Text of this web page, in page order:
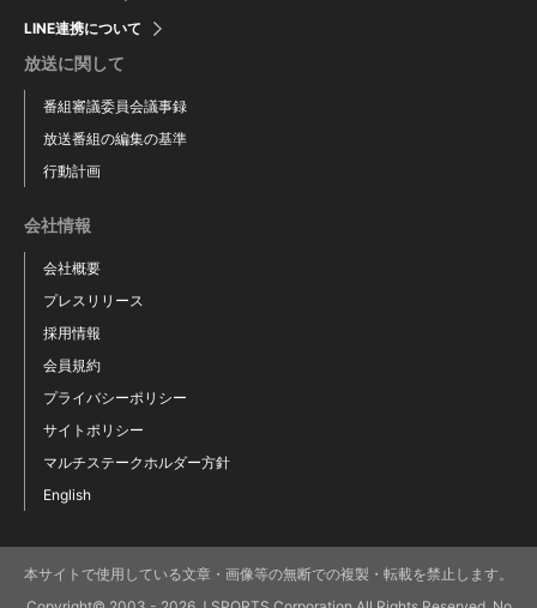
LINE連携について
放送に関して
番組審議委員会議事録
放送番組の編集の基準
行動計画
会社情報
会社概要
プレスリリース
採用情報
会員規約
プライバシーポリシー
サイトポリシー
マルチステークホルダー方針
English
本サイトで使用している文章・画像等の無断での複製・転載を禁止します。